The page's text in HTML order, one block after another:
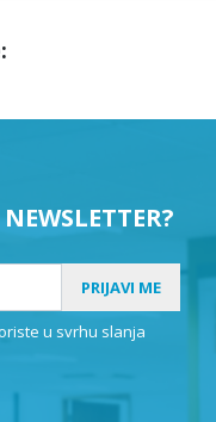
PRIJAVI ME
u svrhu slanja